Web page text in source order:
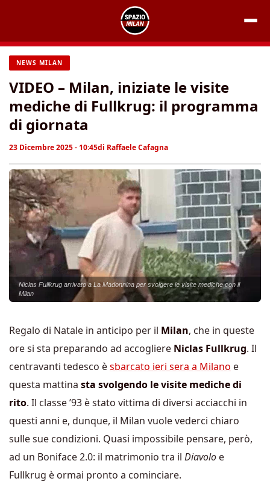
contenuto
NEWS MILAN
VIDEO – Milan, iniziate le visite
mediche di Fullkrug: il programma
di giornata
23 Dicembre 2025 - 10:45di Raffaele Cafagna
Niclas Fullkrug arrivato a La Madonnina per svolgere le visite mediche con il
Milan
Regalo di Natale in anticipo per il Milan, che in queste
ore si sta preparando ad accogliere Niclas Fullkrug. Il
centravanti tedesco èsbarcato ieri sera a Milano e
questa mattina sta svolgendo le visite mediche di
rito. Il classe ’93 è stato vittima di diversi acciacchi in
questi anni e, dunque, il Milan vuole vederci chiaro
sulle sue condizioni. Quasi impossibile pensare, però,
ad un Boniface 2.0: il matrimonio tra il Diavolo e
Fullkrug è ormai pronto a cominciare.